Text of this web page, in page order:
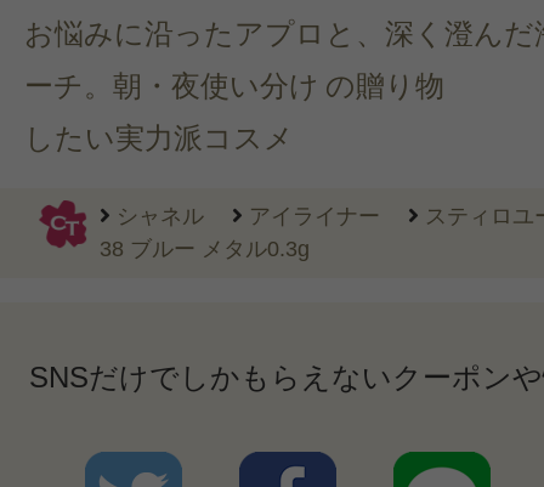
お悩みに沿ったアプロ
ーチ。朝・夜使い分け
したい実力派コスメ
と、深く澄んだ
の贈り物
シャネル アイライナー
スティロユ
38 ブルー メタル0.3g
SNSだけでしかもらえないクーポン